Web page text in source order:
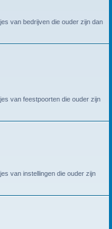
van bedrijven die ouder zijn dan
van feestpoorten die ouder zijn
van instellingen die ouder zijn